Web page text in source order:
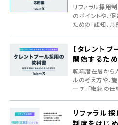
リファラル採用
のポイントや、
ための「認知、共
【タレント
開始するた
転職潜在層から
ルの考え方や、
ーチ」「継続の
リファラル採
制度をはじ